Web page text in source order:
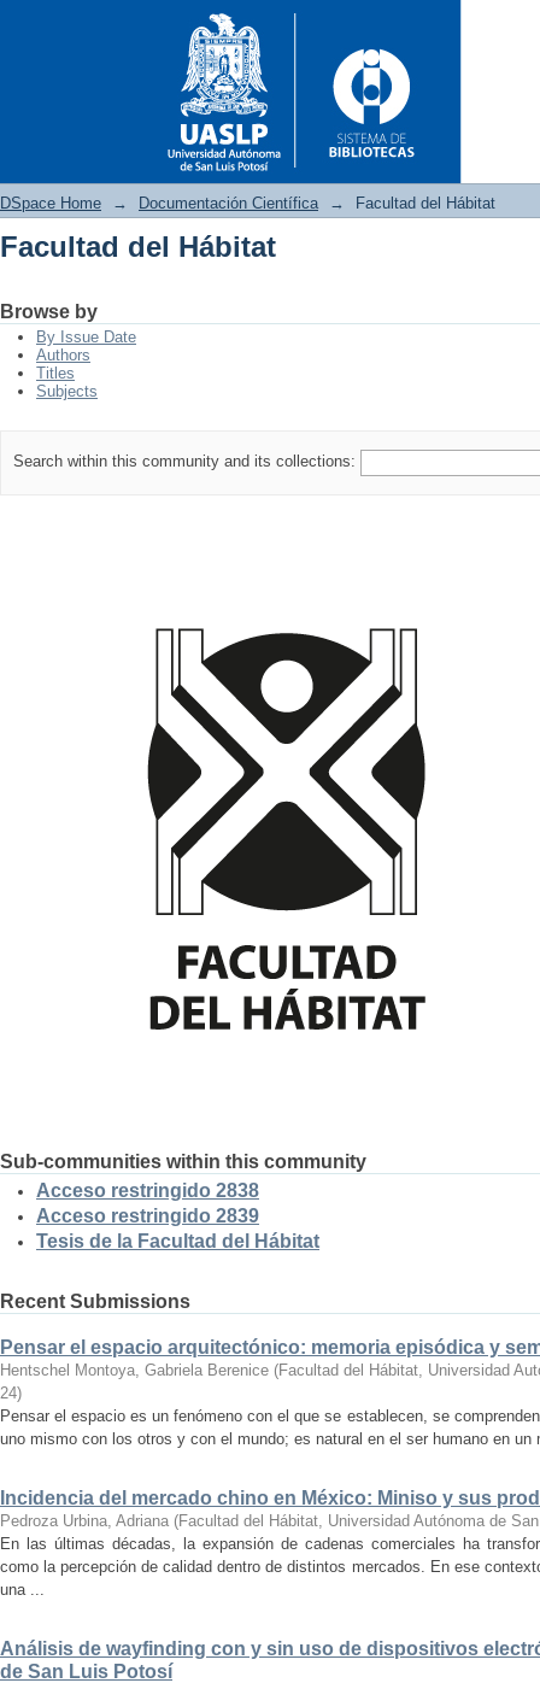
DSpace Home → Documentación Científica → Facultad del Hábitat
Facultad del Hábitat
Browse by
By Issue Date
Authors
Titles
Subjects
Search within this community and its collections:
Sub-communities within this community
Acceso restringido 2838
Acceso restringido 2839
Tesis de la Facultad del Hábitat
Recent Submissions
Pensar el espacio arquitectónico: memoria episódica y
Hentschel Montoya, Gabriela Berenice (Facultad del Hábitat, Universidad
24)
Pensar el espacio es un fenómeno con el que se establecen, se
uno mismo con los otros y con el mundo; es natural en el ser humano en
Incidencia del mercado chino en México: Miniso y sus
Pedroza Urbina, Adriana (Facultad del Hábitat, Universidad Autónoma de
En las últimas décadas, la expansión de cadenas comerciales ha
como la percepción de calidad dentro de distintos mercados. En ese
una ...
Análisis de wayfinding con y sin uso de dispositivos
de San Luis Potosí